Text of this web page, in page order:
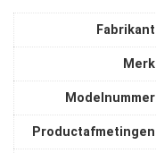
Fabrikant
Merk
Modelnummer
Productafmetingen